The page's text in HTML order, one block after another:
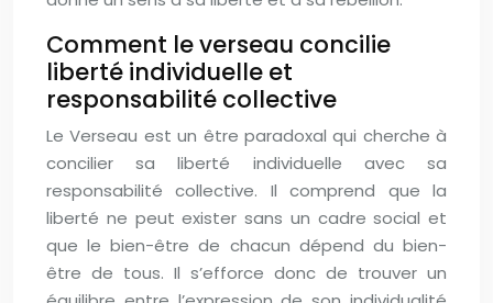
Comment le verseau concilie
liberté individuelle et
responsabilité collective
Le Verseau est un être paradoxal qui cherche à
concilier sa liberté individuelle avec sa
responsabilité collective. Il comprend que la
liberté ne peut exister sans un cadre social et
que le bien-être de chacun dépend du bien-
être de tous. Il s’efforce donc de trouver un